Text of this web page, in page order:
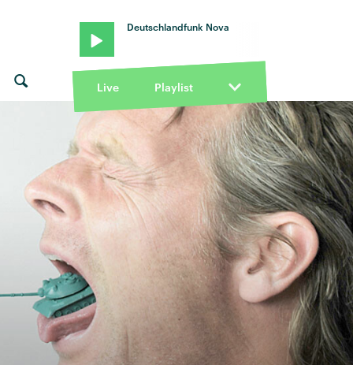
Deutschlandfunk Nova
Live Playlist